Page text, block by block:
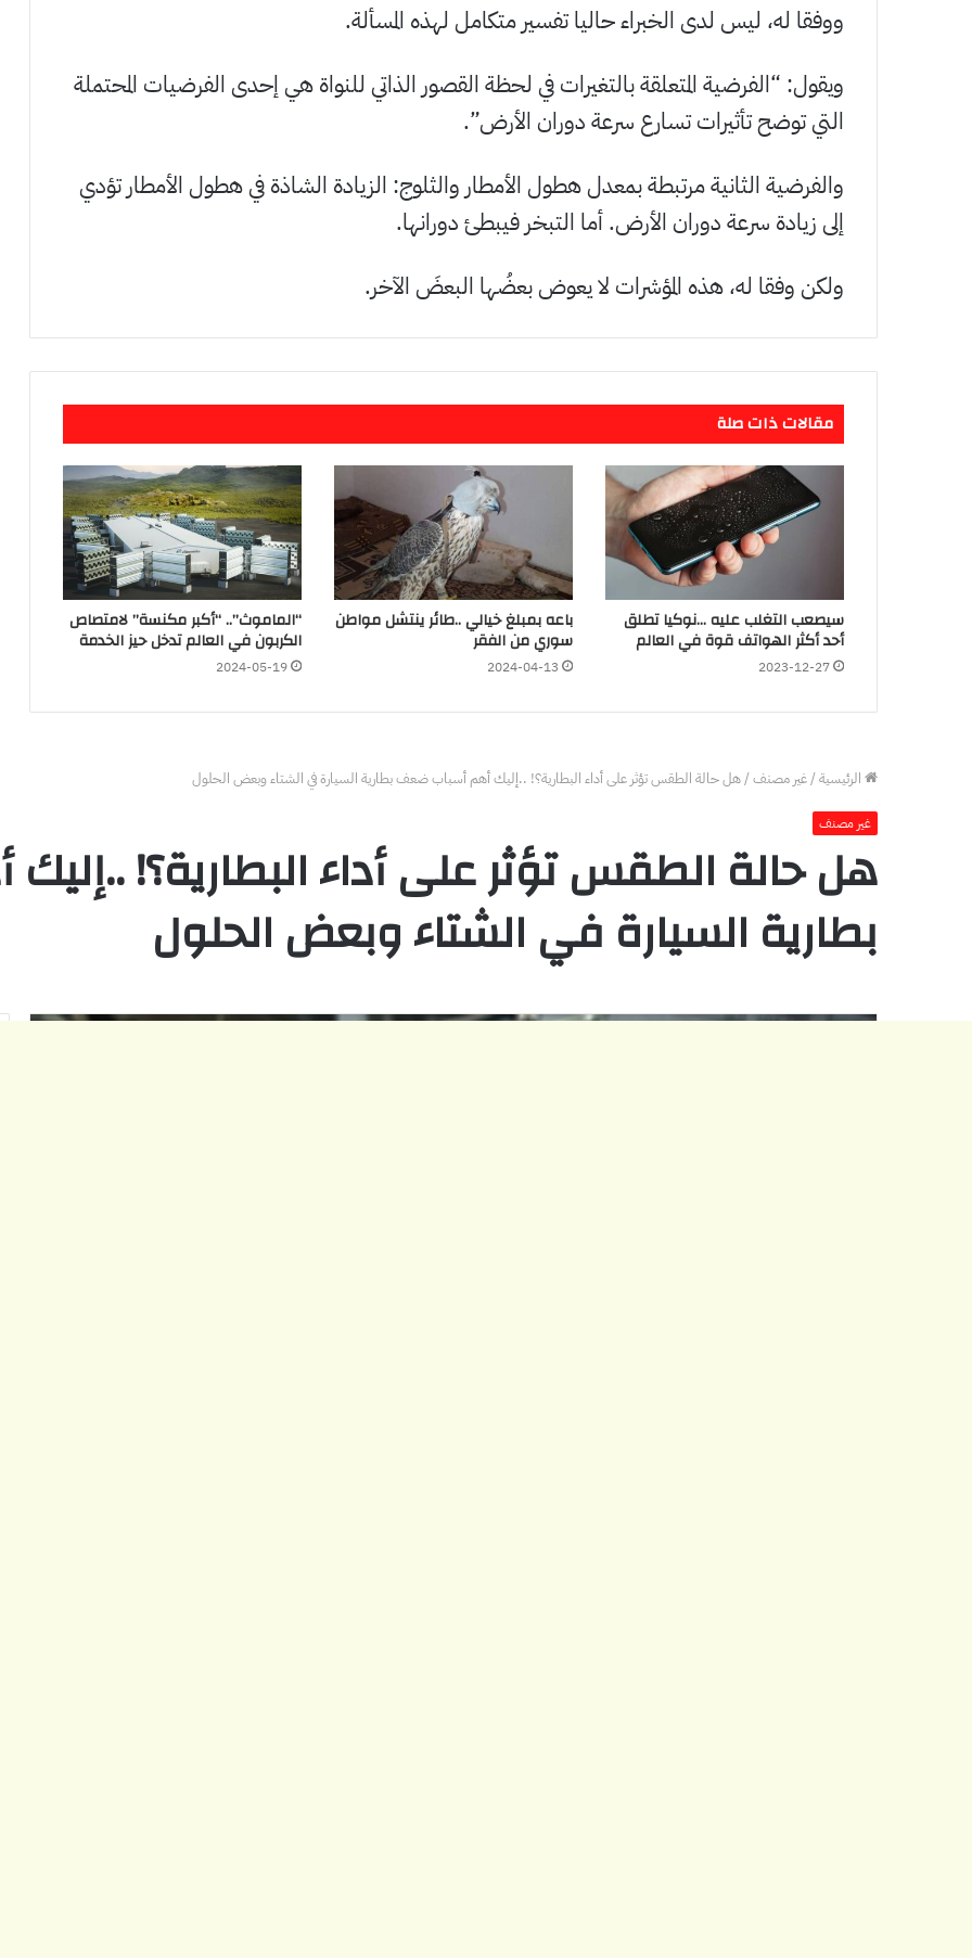
ووفقا له، ليس لدى الخبراء حاليا تفسير متكامل لهذه المسألة.
ويقول: “الفرضية المتعلقة بالتغيرات في لحظة القصور الذاتي للنواة هي إحدى الفرضيات المحتملة
التي توضح تأثيرات تسارع سرعة دوران الأرض”.
والفرضية الثانية مرتبطة بمعدل هطول الأمطار والثلوج: الزيادة الشاذة في هطول الأمطار تؤدي
إلى زيادة سرعة دوران الأرض. أما التبخر فيبطئ دورانها.
ولكن وفقا له، هذه المؤشرات لا يعوض بعضُها البعضَ الآخر.
مقالات ذات صلة
سيصعب التغلب عليه …نوكيا تطلق
أحد أكثر الهواتف قوة في العالم
2023-12-27
باعه بمبلغ خيالي ..طائر ينتشل مواطن
سوري من الفقر
2024-04-13
“الماموث”.. “أكبر مكنسة” لامتصاص
الكربون في العالم تدخل حيز الخدمة
2024-05-19